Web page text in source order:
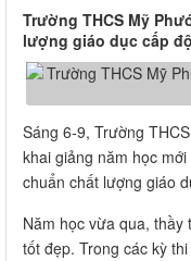
Trường THCS Mỹ
lượng giáo dục cấp
Sáng 6-9, Trường
khai giảng năm học
chuẩn chất lượng giáo
Năm học vừa qua,
tốt đẹp. Trong các kỳ